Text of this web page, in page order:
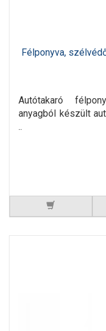
Félponyva,
Autótakaró
anyagból készült
..